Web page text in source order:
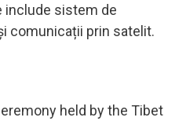
include sistem de
comunicații prin satelit.
held by the Tibet